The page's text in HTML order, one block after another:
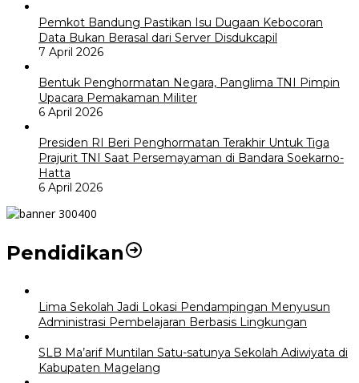
Pemkot Bandung Pastikan Isu Dugaan Kebocoran
Data Bukan Berasal dari Server Disdukcapil
7 April 2026
Bentuk Penghormatan Negara, Panglima TNI Pimpin
Upacara Pemakaman Militer
6 April 2026
Presiden RI Beri Penghormatan Terakhir Untuk Tiga
Prajurit TNI Saat Persemayaman di Bandara Soekarno-
Hatta
6 April 2026
Pendidikan
Lima Sekolah Jadi Lokasi Pendampingan Menyusun
Administrasi Pembelajaran Berbasis Lingkungan
SLB Ma’arif Muntilan Satu-satunya Sekolah Adiwiyata di
Kabupaten Magelang